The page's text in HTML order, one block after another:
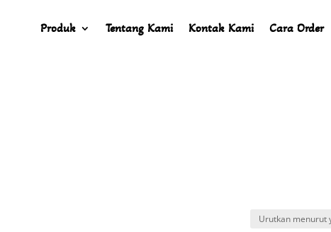
Produk Tentang Kami Kontak Kami Cara Order